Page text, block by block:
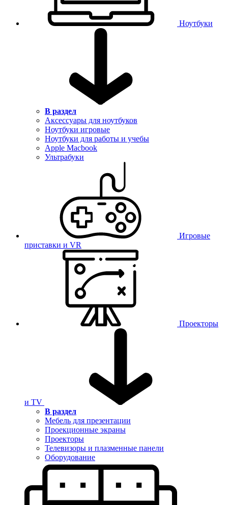
Ноутбуки
В раздел
Аксессуары для ноутбуков
Ноутбуки игровые
Ноутбуки для работы и учебы
Apple Macbook
Ультрабуки
Игровые
приставки и VR
Проекторы
и TV
В раздел
Мебель для презентации
Проекционные экраны
Проекторы
Телевизоры и плазменные панели
Оборудование